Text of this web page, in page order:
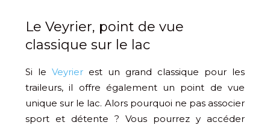
​Le Veyrier, point de vue
classique sur le lac
Si le Veyrier est un grand classique pour les
traileurs, il offre également un point de vue
unique sur le lac. Alors pourquoi ne pas associer
sport et détente ? Vous pourrez y accéder